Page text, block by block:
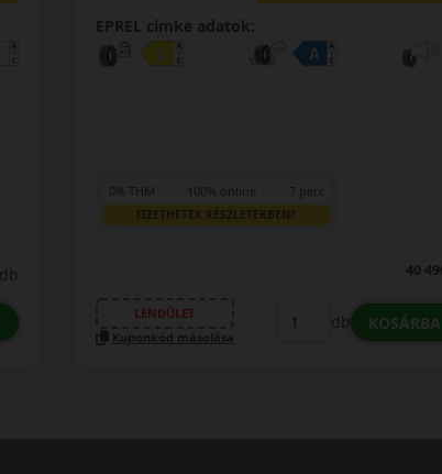
EPREL cimke adatok:
0% THM 100% online 7 perc
FIZETHETEK RÉSZLETEKBEN?
48
LENDÜLET
Kuponkód másolása
db KOSÁRBA